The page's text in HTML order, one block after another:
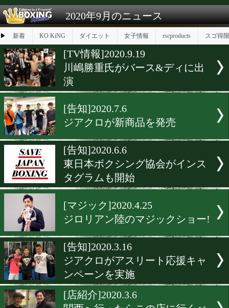
試合日程 試合結果 練習動画 ランキング
2020年9月のニュース
▶ 新着 KO KiNG
[TV情報]2020.9.19
川嶋勝重氏がバース&ディ
[告知]2020.7.6
ジアクロが新商品を発売
[告知]2020.6.6
東日本ボクシング協会がイ
タグラムも開始
[マジック]2020.4.25
ジロリアン陸のマジックシ